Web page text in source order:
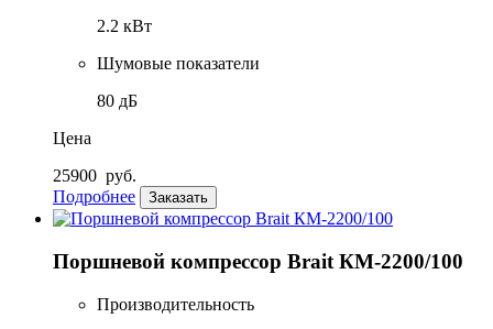
2.2 кВт
Шумовые показатели
80 дБ
Цена
25900 руб.
Подробнее
Заказать
Поршневой компрессор Brait КМ-2200/100
Производительность